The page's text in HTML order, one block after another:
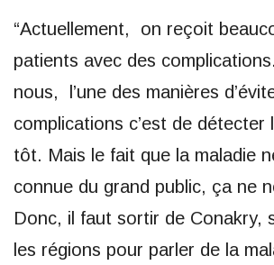
“Actuellement, on reçoit
patients avec des
nous, l’une des manières
complications c’est de détecter
tôt. Mais le fait que la maladie
connue du grand public, ça ne
Donc, il faut sortir de Conakry,
les régions pour parler de la